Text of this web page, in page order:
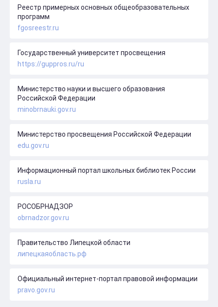
Реестр примерных основных общеобразовательных
программ
fgosreestr.ru
Государственный университет просвещения
https://guppros.ru/ru
Министерство науки и высшего образования
Российской Федерации
minobrnauki.gov.ru
Министерство просвещения Российской Федерации
edu.gov.ru
Информационный портал школьных библиотек России
rusla.ru
РОСОБРНАДЗОР
obrnadzor.gov.ru
Правительство Липецкой области
липецкаяобласть.рф
Официальный интернет-портал правовой информации
pravo.gov.ru